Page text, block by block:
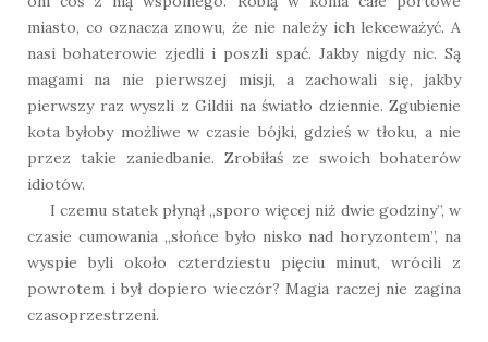
miasto, co oznacza znowu, że nie należy ich lekceważyć. A
nasi bohaterowie zjedli i poszli spać. Jakby nigdy nic. Są
magami na nie pierwszej misji, a zachowali się, jakby
pierwszy raz wyszli z Gildii na światło dziennie. Zgubienie
kota byłoby możliwe w czasie bójki, gdzieś w tłoku, a nie
przez takie zaniedbanie. Zrobiłaś ze swoich bohaterów
idiotów.
I czemu statek płynął „sporo więcej niż dwie godziny”, w
czasie cumowania „słońce było nisko nad horyzontem”, na
wyspie byli około czterdziestu pięciu minut, wrócili z
powrotem i był dopiero wieczór? Magia raczej nie zagina
czasoprzestrzeni.